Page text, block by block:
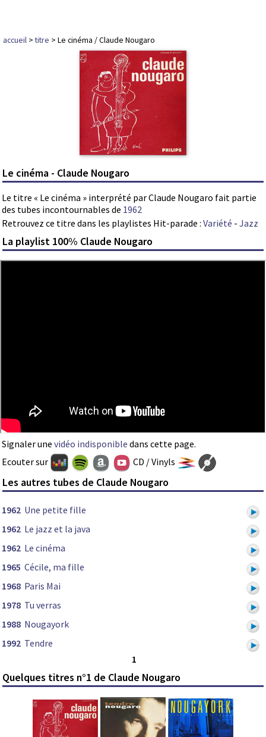
accueil >titre > Le cinéma / Claude Nougaro
Le cinéma - Claude Nougaro
Le titre « Le cinéma » interprété par Claude Nougaro fait partie
des tubes incontournables de 1962
Retrouvez ce titre dans les playlistes Hit-parade : Variété - Jazz
La playlist 100% Claude Nougaro
Signaler une vidéo indisponible dans cette page.
Ecouter sur
CD / Vinyls
Les autres tubes de Claude Nougaro
1962 Une petite fille
1962 Le jazz et la java
1962 Le cinéma
1965 Cécile, ma fille
1968 Paris Mai
1978 Tu verras
1988 Nougayork
1992 Tendre
1
Quelques titres n°1 de Claude Nougaro